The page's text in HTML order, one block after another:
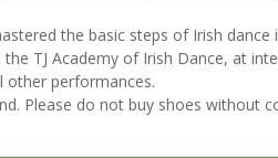
the basic steps of Irish
TJ Academy of Irish Dance, at
other performances.
Please do not buy shoes without